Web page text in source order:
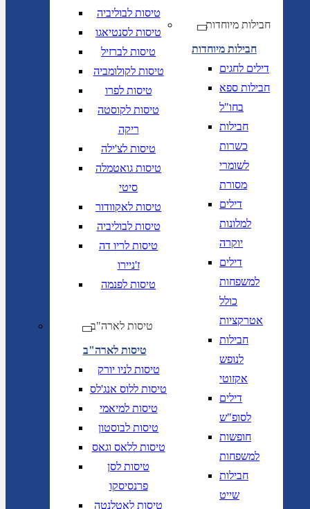
טיסות לבוליביה
טיסות לסנטיאגו
טיסות לברזיל
טיסות לקולומביה
טיסות לפרו
טיסות לקוסטה
ריקה
טיסות לצ'ילה
טיסות גואטמלה
סיטי
טיסות לאקוודור
טיסות לבוליביה
טיסות לריו דה
ז'ניירו
טיסות לפנמה
טיסות לארה"ב
טיסות לארה"ב
טיסות לניו יורק
טיסות ללוס אנג'לס
טיסות למיאמי
טיסות לבוסטון
טיסות ללאס וגאס
טיסות לסן
פרנסיסקו
טיסות לאטלנטה
חבילות מיוחדות
חבילות מיוחדות
דילים לחגים
חבילות ספא
בחו"ל
חבילות
כשרות
לשומרי
מסורת
דילים
למלונות
יוקרה
דילים
למשפחות
כולל
אטרקציות
חבילות
לנופש
אקזוטי
דילים
לסופ"ש
חופשות
למשפחות
חבילות
שייט